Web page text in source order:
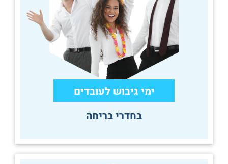
ימי גיבוש לעובדים
בחדרי בריחה